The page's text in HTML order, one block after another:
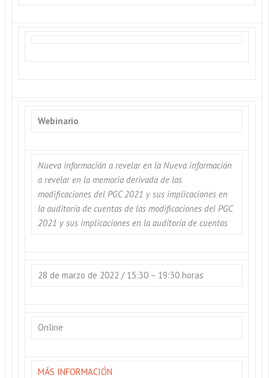
Webinario
Nueva información a revelar en la Nueva información
a revelar en la memoria derivada de las
modificaciones del PGC 2021 y sus implicaciones en
la auditoría de cuentas de las modificaciones del PGC
2021 y sus implicaciones en la auditoría de cuentas
28 de marzo de 2022 / 15:30 – 19:30 horas
Online
MÁS INFORMACIÓN